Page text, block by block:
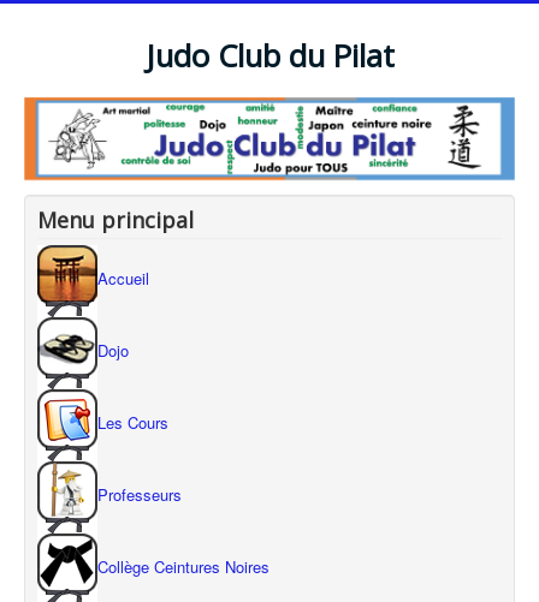
Judo Club du Pilat
Menu principal
Accueil
Dojo
Les Cours
Professeurs
Collège Ceintures Noires